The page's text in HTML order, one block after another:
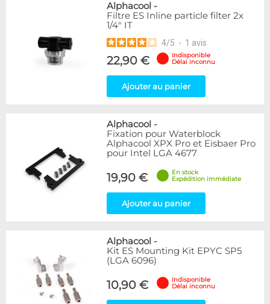
Alphacool -
Filtre ES Inline particle filter 2x
1/4" IT
4/5 - 1 avis
22,90 €
Indisponible
Délai inconnu
Ajouter au panier
Alphacool -
Fixation pour Waterblock
Alphacool XPX Pro et Eisbaer Pro
pour Intel LGA 4677
19,90 €
En stock
Expédition immédiate
Ajouter au panier
Alphacool -
Kit ES Mounting Kit EPYC SP5
(LGA 6096)
10,90 €
Indisponible
Délai inconnu